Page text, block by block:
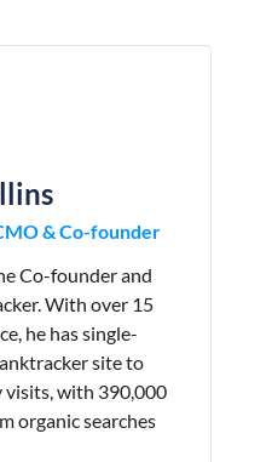
& Co-founder
Co-founder and
With over 15
he has single-
site to
with 390,000
organic searches